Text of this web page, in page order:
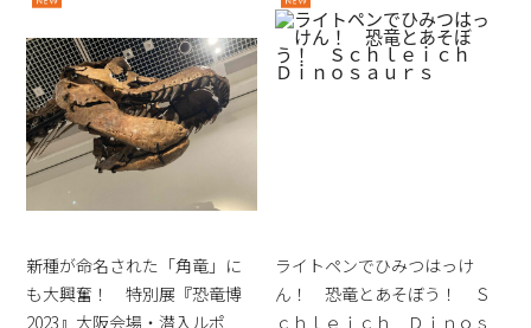
新種が命名された「角竜」に
も大興奮！ 特別展『恐竜博
2023』大阪会場・潜入ルポ
ライトペンでひみつはっけ
ん！ 恐竜とあそぼう！ Ｓ
ｃｈｌｅｉｃｈ Ｄｉｎｏｓ